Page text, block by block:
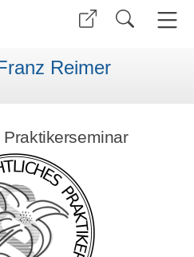
Reimer